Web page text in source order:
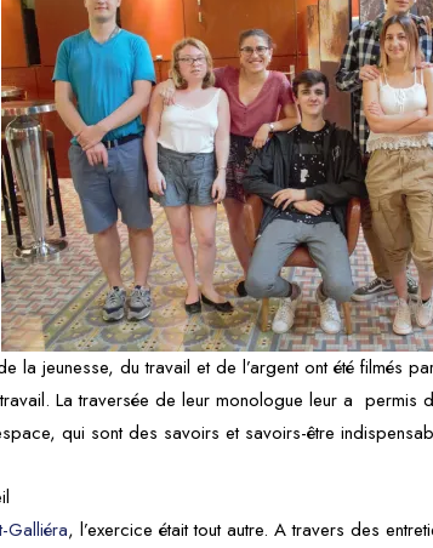
la jeunesse, du travail et de l’argent ont été filmés
La traversée de leur monologue leur a permis
qui sont des savoirs et savoirs-être
Galliéra, l’exercice était tout autre. A travers des